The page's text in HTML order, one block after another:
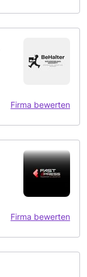
Firma bewerten
Firma bewerten